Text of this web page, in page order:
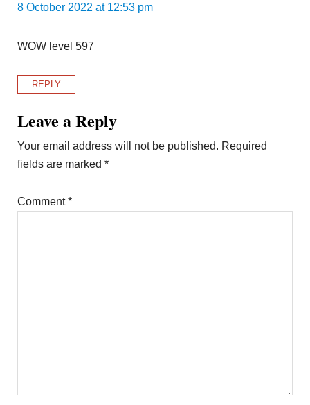
8 October 2022 at 12:53 pm
WOW level 597
REPLY
Leave a Reply
Your email address will not be published. Required
fields are marked*
Comment*